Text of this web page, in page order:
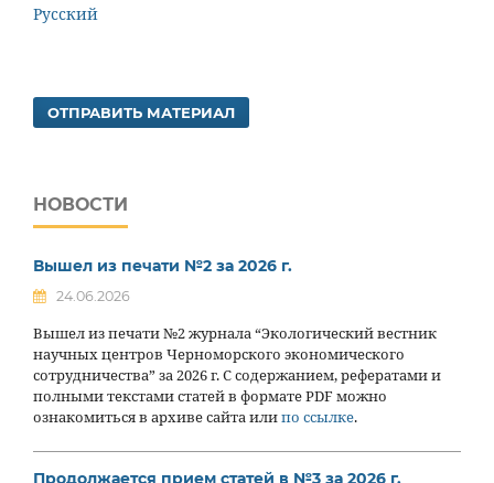
Русский
ОТПРАВИТЬ МАТЕРИАЛ
НОВОСТИ
Вышел из печати №2 за 2026 г.
24.06.2026
Вышел из печати №2 журнала “Экологический вестник
научных центров Черноморского экономического
сотрудничества” за 2026 г. С содержанием, рефератами и
полными текстами статей в формате PDF можно
ознакомиться в архиве сайта илипо ссылке.
Продолжается прием статей в №3 за 2026 г.